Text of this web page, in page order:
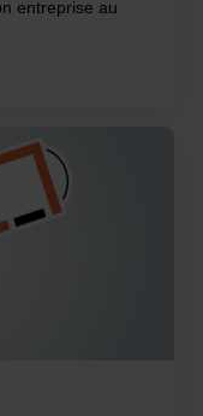
entreprise au